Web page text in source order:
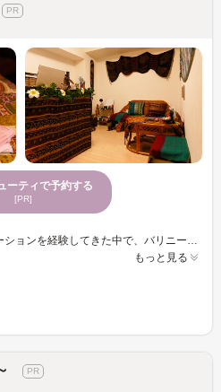
ーティで予約する
[PR]
「様々なマッサージやリラクゼーションを経験してきた中で、バリニーズの出会いは衝撃でした」 そう話す『バリニーズサロン波音 (なみおと)』のオーナー。お財布の無理なく、定期的なケアを続けていきたいという女性の想いを叶えた波音のメニューは、どれもが贅沢を味わえる内容と低価格！ 痛みを感じることなく物足りなさがないという、絶妙の圧の強さが心地いいバリニーズ。 これまで経験してきたあらゆる技術のいいとこ取りをした独自のバリニーズで、一人ひとりに合わせたオールハンドの施術にこだわります。オイルもオリジナルブレンドのものを数種類揃え、施術に合わせて選びます。 自身のケアの大切さを知る女性から高い支持を得る波音は、梅田ロフト近くの知る人ぞ知る隠れ家サロンです★ 波音のスタッフは、全員が様々なライセンスを保持する経験豊富なスペシャリスト。
もっと見る